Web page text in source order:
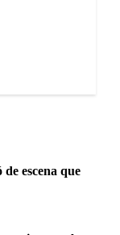
escena que